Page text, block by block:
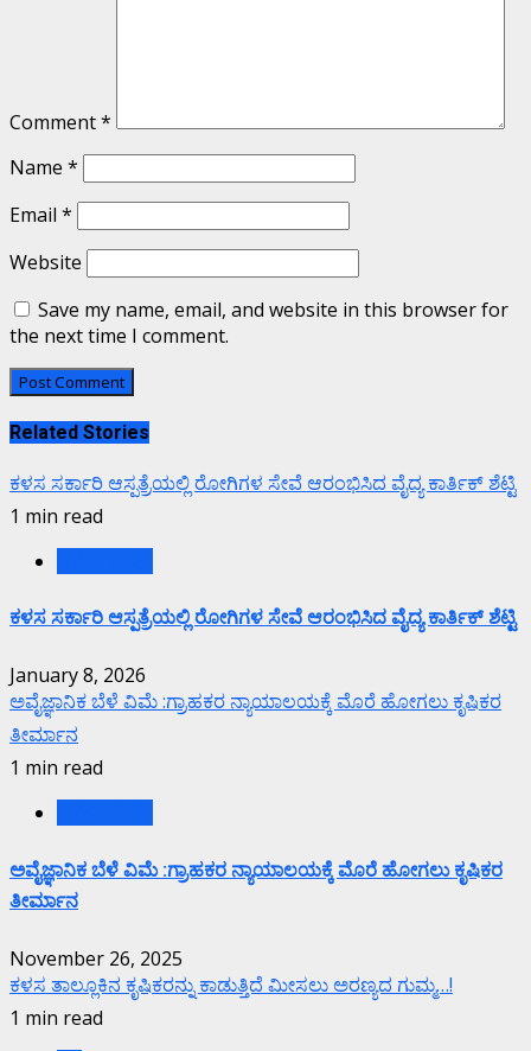
Comment*
Name *
Email *
Website
Save my name, email, and website in this browser for
the next time I comment.
Related Stories
ಕಳಸ ಸರ್ಕಾರಿ ಆಸ್ಪತ್ರೆಯಲ್ಲಿ ರೋಗಿಗಳ ಸೇವೆ ಆರಂಭಿಸಿದ ವೈದ್ಯ ಕಾರ್ತಿಕ್ ಶೆಟ್ಟಿ
1 min read
ಕಳಸ ಸರ್ಕಾರಿ ಆಸ್ಪತ್ರೆಯಲ್ಲಿ ರೋಗಿಗಳ ಸೇವೆ ಆರಂಭಿಸಿದ ವೈದ್ಯ ಕಾರ್ತಿಕ್ ಶೆಟ್ಟಿ
January 8, 2026
ಅವೈಜ್ಞಾನಿಕ ಬೆಳೆ ವಿಮೆ :ಗ್ರಾಹಕರ ನ್ಯಾಯಾಲಯಕ್ಕೆ ಮೊರೆ ಹೋಗಲು ಕೃಷಿಕರ
ತೀರ್ಮಾನ
1 min read
ಅವೈಜ್ಞಾನಿಕ ಬೆಳೆ ವಿಮೆ :ಗ್ರಾಹಕರ ನ್ಯಾಯಾಲಯಕ್ಕೆ ಮೊರೆ ಹೋಗಲು ಕೃಷಿಕರ
ತೀರ್ಮಾನ
November 26, 2025
ಕಳಸ ತಾಲ್ಲೂಕಿನ ಕೃಷಿಕರನ್ನು ಕಾಡುತ್ತಿದೆ ಮೀಸಲು ಅರಣ್ಯದ ಗುಮ್ಮ…!
1 min read